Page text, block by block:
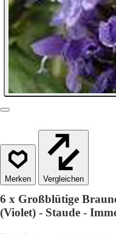
Vergleichen
6 x Großblütige
(Violet) - Staude -